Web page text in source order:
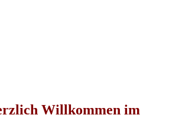
Willkommen im